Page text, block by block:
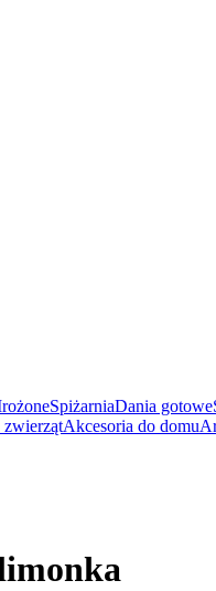
SpiżarniaDania gotowe
zwierzątAkcesoria do domu